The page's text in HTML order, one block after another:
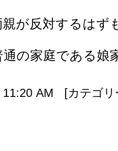
が反対するはず
の家庭である娘
11:20 AM [カテゴリ